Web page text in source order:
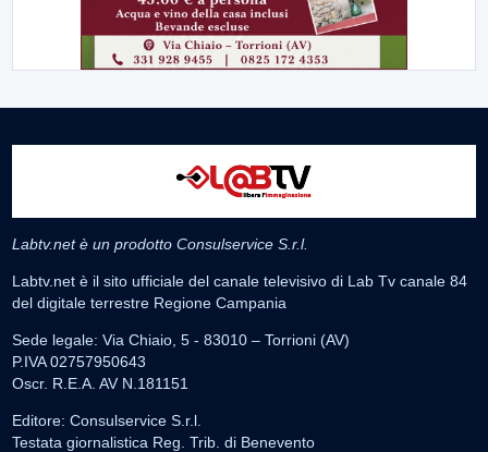
Labtv.net è un prodotto Consulservice S.r.l.
Labtv.net è il sito ufficiale del canale televisivo di Lab Tv canale 84
del digitale terrestre Regione Campania
Sede legale: Via Chiaio, 5 - 83010 – Torrioni (AV)
P.IVA 02757950643
Oscr. R.E.A. AV N.181151
Editore: Consulservice S.r.l.
Testata giornalistica Reg. Trib. di Benevento